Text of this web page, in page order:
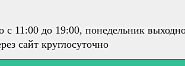
с 11:00 до 19:00, понедельник
сайт круглосуточно